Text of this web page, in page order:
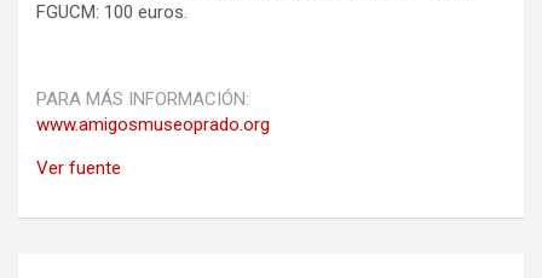
FGUCM: 100 euros.
PARA MÁS INFORMACIÓN:
www.amigosmuseoprado.org
Ver fuente